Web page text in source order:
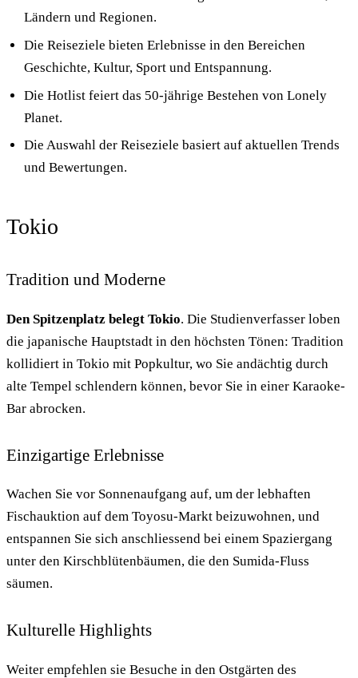
Ländern und Regionen.
Die Reiseziele bieten Erlebnisse in den Bereichen
Geschichte, Kultur, Sport und Entspannung.
Die Hotlist feiert das 50-jährige Bestehen von Lonely
Planet.
Die Auswahl der Reiseziele basiert auf aktuellen Trends
und Bewertungen.
Tokio
Tradition und Moderne
Den Spitzenplatz belegt Tokio. Die Studienverfasser loben
die japanische Hauptstadt in den höchsten Tönen: Tradition
kollidiert in Tokio mit Popkultur, wo Sie andächtig durch
alte Tempel schlendern können, bevor Sie in einer Karaoke-
Bar abrocken.
Einzigartige Erlebnisse
Wachen Sie vor Sonnenaufgang auf, um der lebhaften
Fischauktion auf dem Toyosu-Markt beizuwohnen, und
entspannen Sie sich anschliessend bei einem Spaziergang
unter den Kirschblütenbäumen, die den Sumida-Fluss
säumen.
Kulturelle Highlights
Weiter empfehlen sie Besuche in den Ostgärten des